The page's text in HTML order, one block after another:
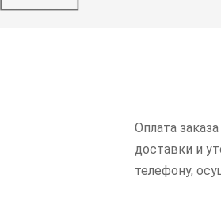
Оплата
доставки и
телефону,